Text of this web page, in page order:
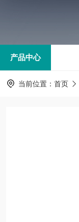
产品中心
当前位置： 首页